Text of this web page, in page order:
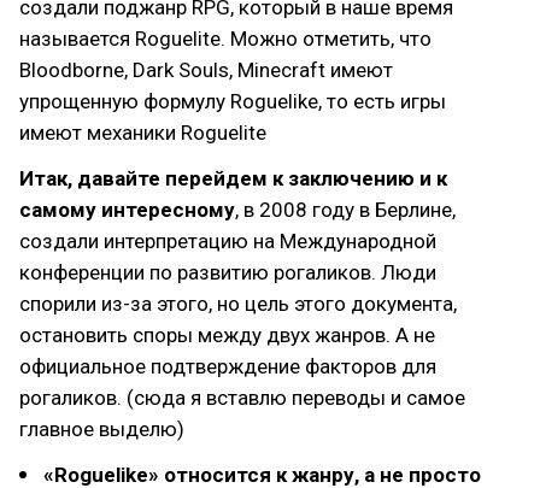
создали поджанр RPG, который в наше время
называется Roguelite. Можно отметить, что
Bloodborne, Dark Souls, Minecraft имеют
упрощенную формулу Roguelike, то есть игры
имеют механики Roguelite
Итак, давайте перейдем к заключению и к
самому интересному, в 2008 году в Берлине,
создали интерпретацию на Международной
конференции по развитию рогаликов. Люди
спорили из-за этого, но цель этого документа,
остановить споры между двух жанров. А не
официальное подтверждение факторов для
рогаликов. (сюда я вставлю переводы и самое
главное выделю)
«Roguelike» относится к жанру, а не просто